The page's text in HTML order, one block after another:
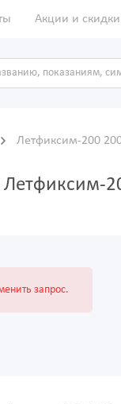
Акции и скидки
Летфиксим-200
Летфиксим-
запрос.